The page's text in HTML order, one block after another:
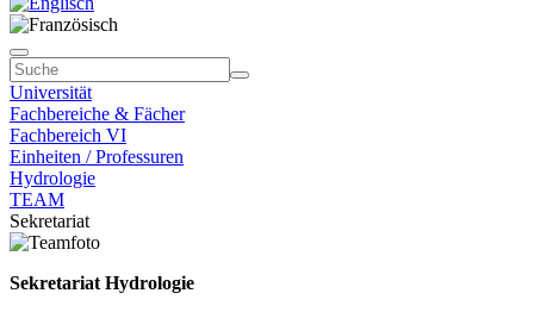
Universität
Fachbereiche & Fächer
Fachbereich VI
Einheiten / Professuren
Hydrologie
TEAM
Sekretariat
Sekretariat Hydrologie